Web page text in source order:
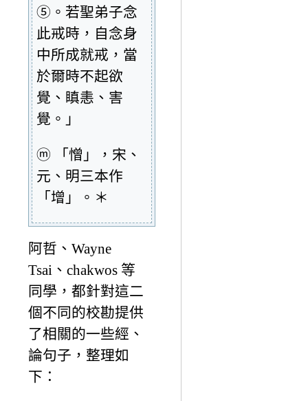
⑤。若聖弟子念
此戒時，自念身
中所成就戒，當
於爾時不起欲
覺、瞋恚、害
覺。」
ⓜ 「憎」，宋、
元、明三本作
「增」。＊
阿哲、Wayne
Tsai、chakwos 等
同學，都針對這二
個不同的校勘提供
了相關的一些經、
論句子，整理如
下：